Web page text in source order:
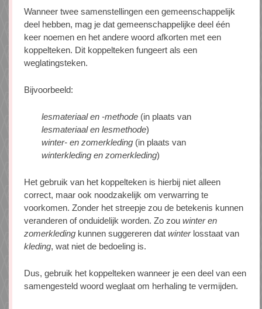
Wanneer twee samenstellingen een gemeenschappelijk
deel hebben, mag je dat gemeenschappelijke deel één
keer noemen en het andere woord afkorten met een
koppelteken. Dit koppelteken fungeert als een
weglatingsteken.
Bijvoorbeeld:
lesmateriaal en -methode (in plaats van
lesmateriaal en lesmethode)
winter- en zomerkleding (in plaats van
winterkleding en zomerkleding)
Het gebruik van het koppelteken is hierbij niet alleen
correct, maar ook noodzakelijk om verwarring te
voorkomen. Zonder het streepje zou de betekenis kunnen
veranderen of onduidelijk worden. Zo zou winter en
zomerkleding kunnen suggereren dat winterlosstaat van
kleding, wat niet de bedoeling is.
Dus, gebruik het koppelteken wanneer je een deel van een
samengesteld woord weglaat om herhaling te vermijden.